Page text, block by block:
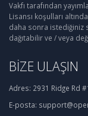
Vakfı tarafından
Lisansı koşulları
daha sonra istediğiniz
dağıtabilir ve / veya
BIZE ULAŞIN
Adres: 2931 Ridge Rd
E-posta: